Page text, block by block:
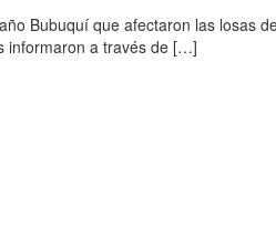
Bubuquí que afectaron las losas
informaron a través de […]